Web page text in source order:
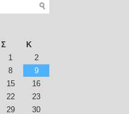
Σ Κ
1
2
8
9
15
16
22
23
29
30